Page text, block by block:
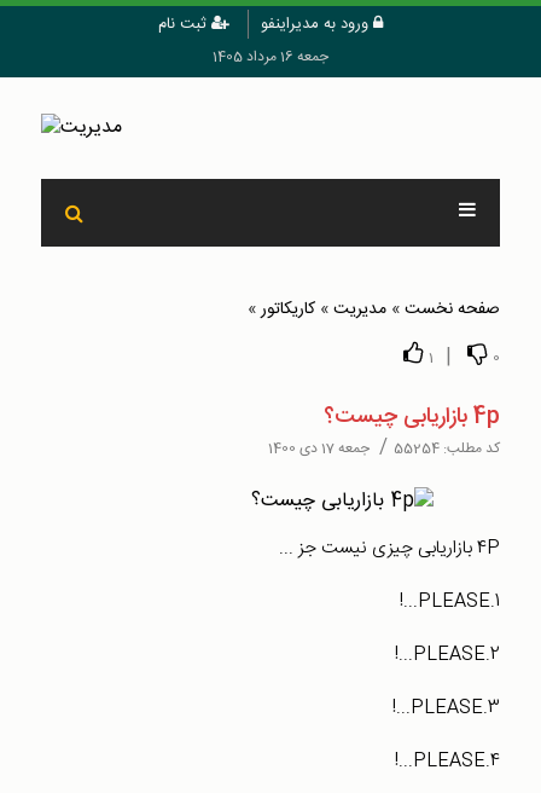
ورود به مدیراینفو ثبت نام
جمعه 16 مرداد 1405
صفحه نخست» مدیریت» کاریکاتور»
0
|
1
4p بازاریابی چیست؟
کد مطلب: 55254
/ جمعه 17 دی 1400
4P بازاریابی چیزی نیست جز ...
1.PLEASE...!
2.PLEASE...!
3.PLEASE...!
4.PLEASE...!